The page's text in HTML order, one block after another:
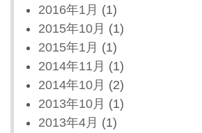
2016年1月 (1)
2015年10月 (1)
2015年1月 (1)
2014年11月 (1)
2014年10月 (2)
2013年10月 (1)
2013年4月 (1)